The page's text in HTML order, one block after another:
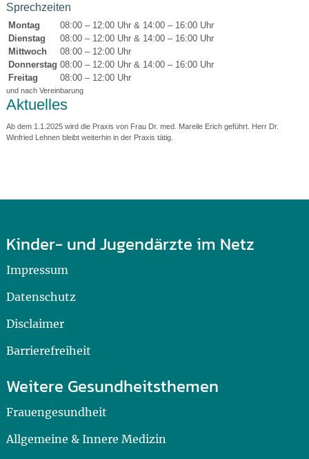
Sprechzeiten
Montag
08:00 – 12:00 Uhr & 14:00 – 16:00 Uhr
Dienstag
08:00 – 12:00 Uhr & 14:00 – 16:00 Uhr
Mittwoch
08:00 – 12:00 Uhr
Donnerstag 08:00 – 12:00 Uhr & 14:00 – 16:00 Uhr
Freitag
08:00 – 12:00 Uhr
und nach Vereinbarung
Aktuelles
Ab dem 1.1.2025 wird die Praxis von Frau Dr. med. Mareile Erich geführt. Herr Dr.
Winfried Lehnen bleibt weiterhin in der Praxis tätig.
Kinder- und Jugendärzte im Netz
Impressum
Datenschutz
Disclaimer
Barrierefreiheit
Weitere Gesundheitsthemen
Frauengesundheit
Allgemeine & Innere Medizin